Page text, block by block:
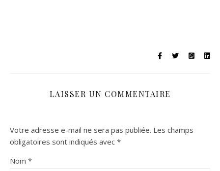
LAISSER UN COMMENTAIRE
Votre adresse e-mail ne sera pas publiée. Les champs
obligatoires sont indiqués avec *
Nom *